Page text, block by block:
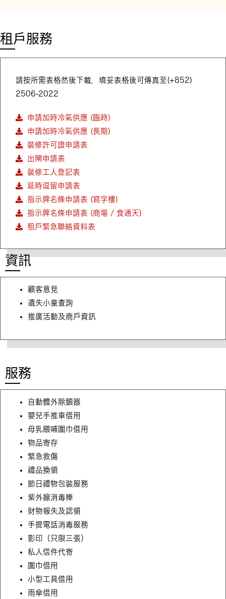
租戶服務
請按所需表格然後下載，填妥表格後可傳真至(+852)
2506-2022
申請加時冷氣供應 (臨時)
申請加時冷氣供應 (長期)
裝修許可證申請表
出閘申請表
裝修工人登記表
延時逗留申請表
指示牌名條申請表 (寫字樓)
指示牌名條申請表 (商場 / 食通天)
租戶緊急聯絡資料表
資訊
顧客意見
遺失小童查詢
推廣活動及商戶資訊
服務
自動體外除顫器
嬰兒手推車借用
母乳餵哺圍巾借用
物品寄存
緊急救傷
禮品換領
節日禮物包裝服務
紫外線消毒棒
財物報失及認領
手提電話消毒服務
影印（只限三張）
私人信件代寄
圍巾借用
小型工具借用
雨傘借用